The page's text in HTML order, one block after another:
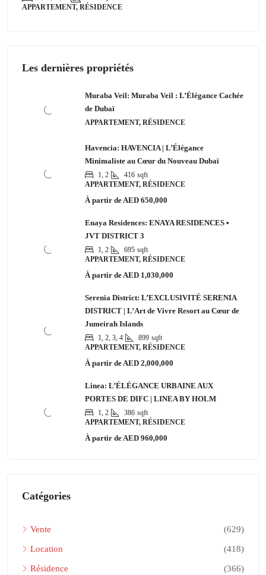
APPARTEMENT, RÉSIDENCE
Les dernières propriétés
Muraba Veil: Muraba Veil : L’Élégance Cachée
de Dubaï
APPARTEMENT, RÉSIDENCE
Havencia: HAVENCIA | L’Élégance
Minimaliste au Cœur du Nouveau Dubaï
1, 2 416 sqft
APPARTEMENT, RÉSIDENCE
À partir de AED 650,000
Enaya Residences: ENAYA RESIDENCES •
JVT DISTRICT 3
1, 2 695 sqft
APPARTEMENT, RÉSIDENCE
À partir de AED 1,030,000
Serenia District: L’EXCLUSIVITÉ SERENIA
DISTRICT | L’Art de Vivre Resort au Cœur de
Jumeirah Islands
1, 2, 3, 4 899 sqft
APPARTEMENT, RÉSIDENCE
À partir de AED 2,000,000
Linea: L’ÉLÉGANCE URBAINE AUX
PORTES DE DIFC | LINEA BY HOLM
1, 2 386 sqft
APPARTEMENT, RÉSIDENCE
À partir de AED 960,000
Catégories
Vente (629)
Location (418)
Résidence (366)